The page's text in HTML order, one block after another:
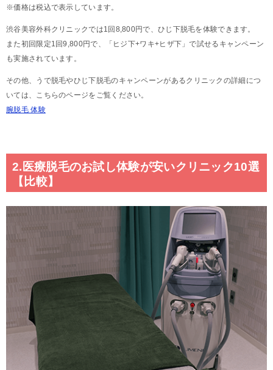
※価格は税込で表示しています。
渋谷美容外科クリニックでは1回8,800円で、ひじ下脱毛を体験できます。
また初回限定1回9,800円で、「ヒジ下+ワキ+ヒザ下」で試せるキャンペーン
も実施されています。
その他、うで脱毛やひじ下脱毛のキャンペーンがあるクリニックの詳細につ
いては、こちらのページをご覧ください。
腕脱毛 体験
2.医療脱毛のお試し体験が安いクリニック10選
【比較】